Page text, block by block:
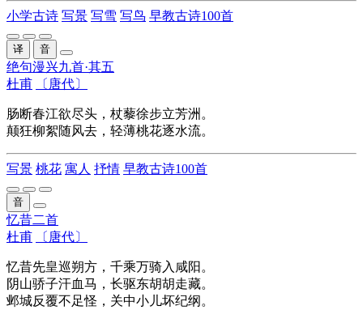
小学古诗 写景 写雪 写鸟 早教古诗100首
译 音
绝句漫兴九首·其五
杜甫
〔唐代〕
肠断春江欲尽头，杖藜徐步立芳洲 。
颠狂柳絮随风去，轻薄桃花逐水流。
写景 桃花 寓人 抒情 早教古诗100首
音
忆昔二首
杜甫
〔唐代〕
忆昔先皇巡朔方 ，千乘万骑入咸阳。
阴山骄子汗血马，长驱东胡胡走藏。
邺城反覆不足怪，关中小儿坏纪纲。